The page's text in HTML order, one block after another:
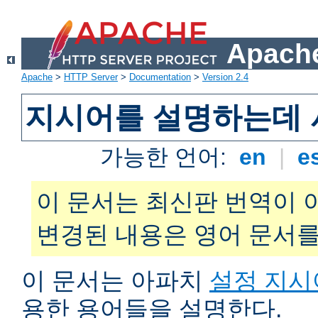
Apache > HTTP Server> Documentation > Version 2.4
지시어를 설명하는데
가능한 언어: en |
이 문서는 최신판 번역이
변경된 내용은 영어 문서
이 문서는 아파치 설정 지시
용한 용어들을 설명한다.